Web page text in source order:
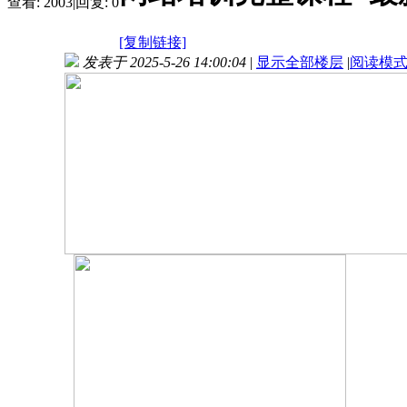
[复制链接]
发表于 2025-5-26 14:00:04 | 显示全部楼层 |阅读模式